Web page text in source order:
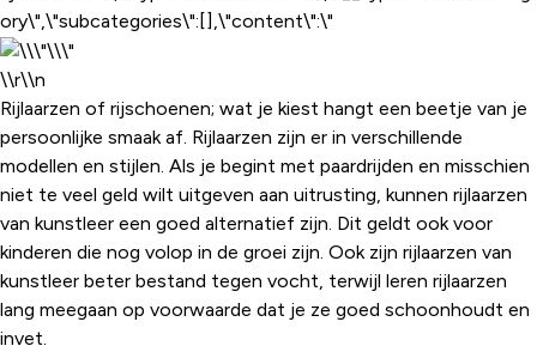
ory\",\"subcategories\":[],\"content\":\"
\\r\\n
Rijlaarzen of rijschoenen; wat je kiest hangt een beetje van je
persoonlijke smaak af. Rijlaarzen zijn er in verschillende
modellen en stijlen. Als je begint met paardrijden en misschien
niet te veel geld wilt uitgeven aan uitrusting, kunnen rijlaarzen
van kunstleer een goed alternatief zijn. Dit geldt ook voor
kinderen die nog volop in de groei zijn. Ook zijn rijlaarzen van
kunstleer beter bestand tegen vocht, terwijl leren rijlaarzen
lang meegaan op voorwaarde dat je ze goed schoonhoudt en
invet.